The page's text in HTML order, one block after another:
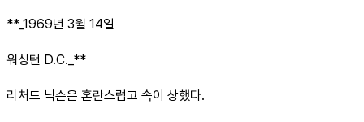
**_1969년 3월 14일
워싱턴 D.C._**
리처드 닉슨은 혼란스럽고 속이 상했다.